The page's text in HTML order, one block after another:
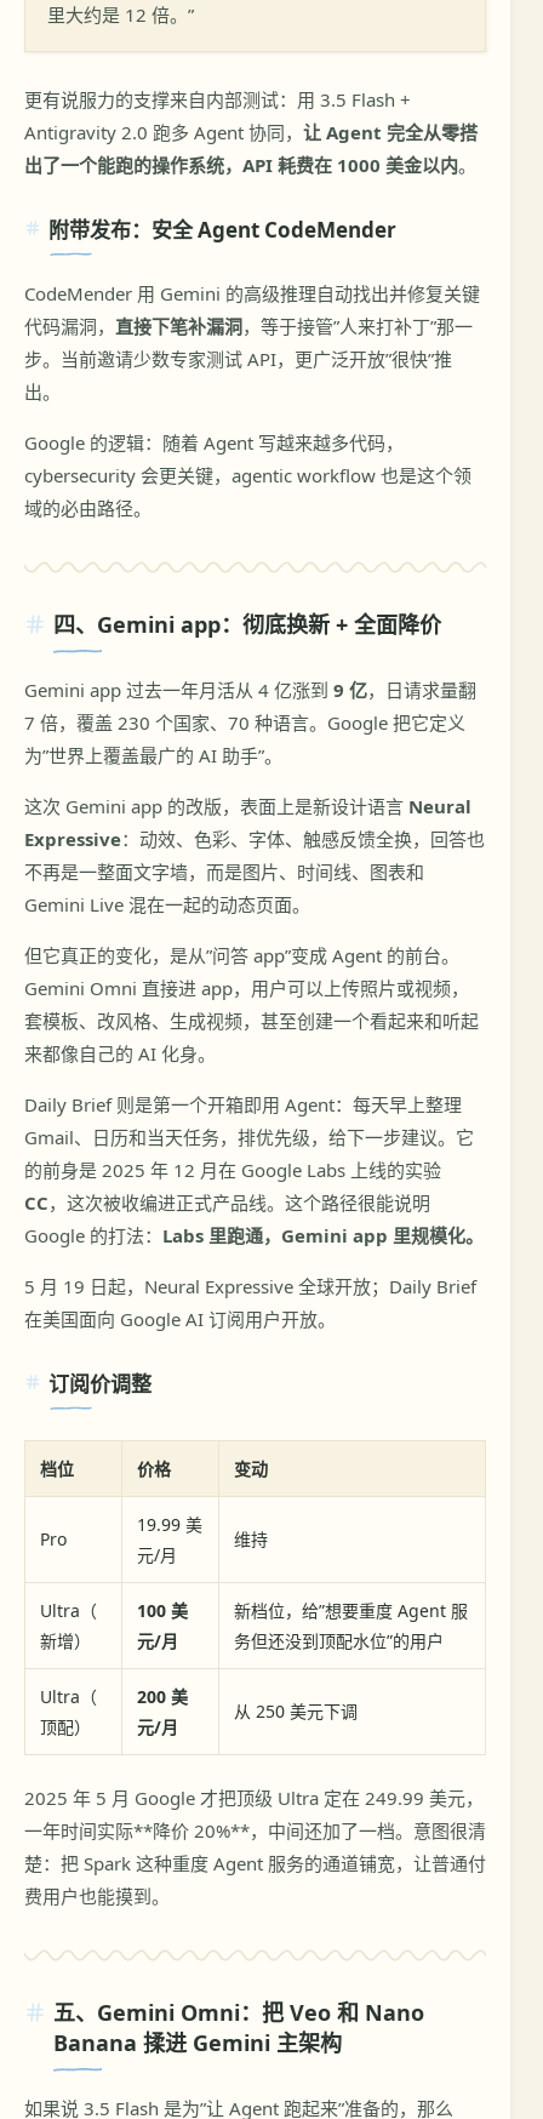
里大约是 12 倍。”
更有说服力的支撑来自内部测试：用 3.5 Flash +
Antigravity 2.0 跑多 Agent 协同， 让 Agent 完全从零搭
出了一个能跑的操作系统，API 耗费在 1000 美金以内。
附带发布：安全 Agent CodeMender
CodeMender 用 Gemini 的高级推理自动找出并修复关键
代码漏洞， 直接下笔补漏洞，等于接管”人来打补丁”那一
步。当前邀请少数专家测试 API，更广泛开放”很快”推
出。
Google 的逻辑：随着 Agent 写越来越多代码，
cybersecurity 会更关键，agentic workflow 也是这个领
域的必由路径。
四、Gemini app：彻底换新 + 全面降价
Gemini app 过去一年月活从 4 亿涨到 9 亿，日请求量翻
7 倍，覆盖 230 个国家、70 种语言。Google 把它定义
为”世界上覆盖最广的 AI 助手”。
这次 Gemini app 的改版，表面上是新设计语言 Neural
Expressive：动效、色彩、字体、触感反馈全换，回答也
不再是一整面文字墙，而是图片、时间线、图表和
Gemini Live 混在一起的动态页面。
但它真正的变化，是从”问答 app”变成 Agent 的前台。
Gemini Omni 直接进 app，用户可以上传照片或视频，
套模板、改风格、生成视频，甚至创建一个看起来和听起
来都像自己的 AI 化身。
Daily Brief 则是第一个开箱即用 Agent：每天早上整理
Gmail、日历和当天任务，排优先级，给下一步建议。它
的前身是 2025 年 12 月在 Google Labs 上线的实验
CC，这次被收编进正式产品线。这个路径很能说明
Google 的打法： Labs 里跑通，Gemini app 里规模化。
5 月 19 日起，Neural Expressive 全球开放；Daily Brief
在美国面向 Google AI 订阅用户开放。
订阅价调整
档位 价格 变动
Pro
19.99 美
元/月
维持
Ultra（
新增）
100 美
元/月
新档位，给”想要重度 Agent 服
务但还没到顶配水位”的用户
Ultra（
顶配）
200 美
元/月
从 250 美元下调
2025 年 5 月 Google 才把顶级 Ultra 定在 249.99 美元，
一年时间实际**降价 20%**，中间还加了一档。意图很清
楚：把 Spark 这种重度 Agent 服务的通道铺宽，让普通付
费用户也能摸到。
五、Gemini Omni：把 Veo 和 Nano
Banana 揉进 Gemini 主架构
如果说 3.5 Flash 是为”让 Agent 跑起来”准备的，那么